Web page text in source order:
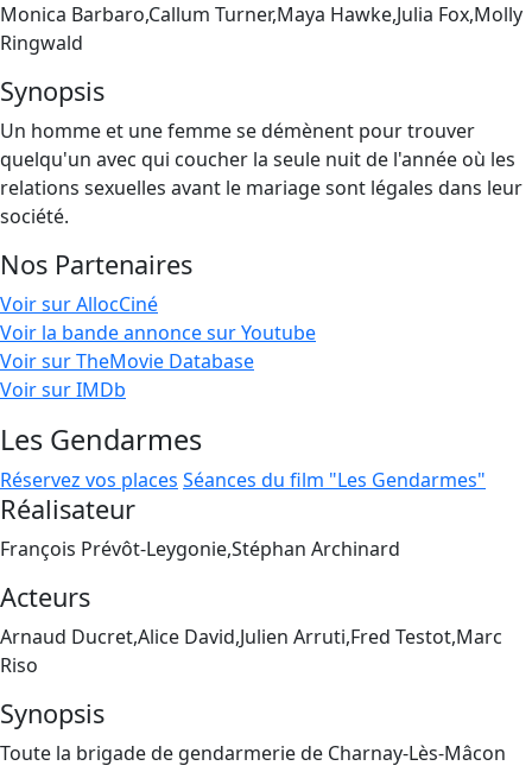
Monica Barbaro,Callum Turner,Maya Hawke,Julia Fox,Molly
Ringwald
Synopsis
Un homme et une femme se démènent pour trouver
quelqu'un avec qui coucher la seule nuit de l'année où les
relations sexuelles avant le mariage sont légales dans leur
société.
Nos Partenaires
Voir sur AllocCiné
Voir la bande annonce sur Youtube
Voir sur TheMovie Database
Voir sur IMDb
Les Gendarmes
Réservez vos places Séances du film "Les Gendarmes"
Réalisateur
François Prévôt-Leygonie,Stéphan Archinard
Acteurs
Arnaud Ducret,Alice David,Julien Arruti,Fred Testot,Marc
Riso
Synopsis
Toute la brigade de gendarmerie de Charnay-Lès-Mâcon